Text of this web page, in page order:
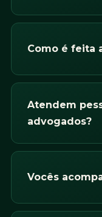
Como é feita
Atendem
advogados?
Vocês